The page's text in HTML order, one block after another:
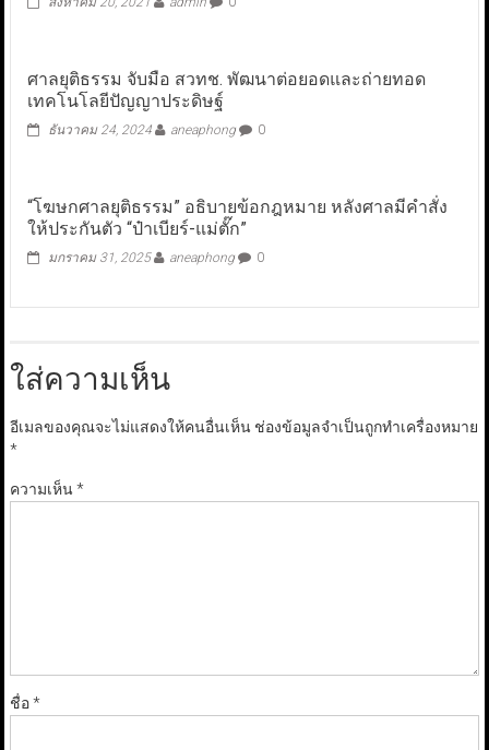
ศาลยุติธรรม จับมือ สวทช. พัฒนาต่อยอดและถ่ายทอด
เทคโนโลยีปัญญาประดิษฐ์
ธันวาคม 24, 2024 aneaphong 0
“โฆษกศาลยุติธรรม” อธิบายข้อกฎหมาย หลังศาลมีคำสั่ง
ให้ประกันตัว “ป๋าเบียร์-แม่ตั๊ก”
มกราคม 31, 2025 aneaphong 0
ใส่ความเห็น
อีเมลของคุณจะไม่แสดงให้คนอื่นเห็น ช่องข้อมูลจำเป็นถูกทำเครื่องหมาย
*
ความเห็น*
ชื่อ*